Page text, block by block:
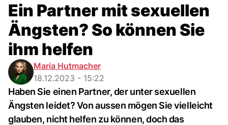
Ein Partner mit sexuellen
Ängsten? So können Sie
ihm helfen
Maria Hutmacher
18.12.2023 - 15:22
Haben Sie einen Partner, der unter sexuellen
Ängsten leidet? Von aussen mögen Sie vielleicht
glauben, nicht helfen zu können, doch das